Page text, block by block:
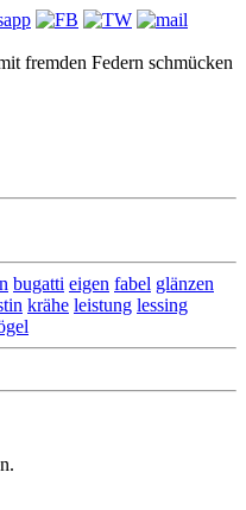
fremden Federn schmücken
bugatti eigen fabel glänzen
krähe leistung lessing